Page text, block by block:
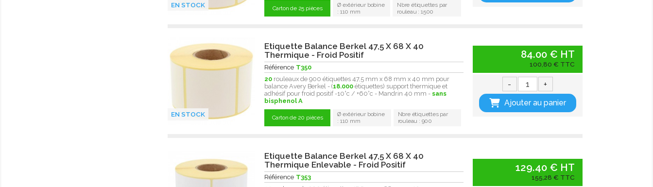
EN STOCK Carton de 25 pièces
Ø extérieur bobine
: 110 mm
Nbre étiquettes par
rouleau : 1500
EN STOCK
Etiquette Balance Berkel 47,5 X 68 X 40
Thermique - Froid Positif
Référence T350
20 rouleaux de 900 étiquettes 47,5 mm x 68 mm x 40 mm pour
balance Avery Berkel - (18.000 étiquettes) support thermique et
adhésif pour froid positif -10°c / +60°c - Mandrin 40 mm -sans
bisphenol A
Carton de 20 pièces
Ø extérieur bobine
: 110 mm
Nbre étiquettes par
rouleau : 900
84.00 € HT
100,80 € TTC
- +
Ajouter au panier
Etiquette Balance Berkel 47,5 X 68 X 40
Thermique Enlevable - Froid Positif
Référence T353
129.40 € HT
155,28 € TTC